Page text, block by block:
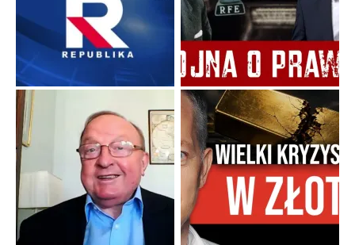
Dramatyczne skutki skrajnej nadgorliwości we wspólnocie.
Popularne